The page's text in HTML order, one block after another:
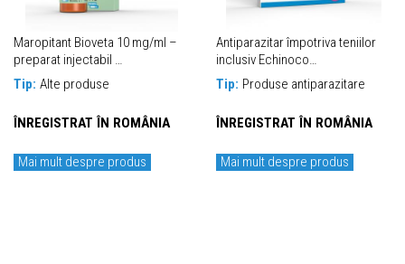
Maropitant Bioveta 10 mg/ml –
preparat injectabil …
Tip: Alte produse
ÎNREGISTRAT ÎN ROMÂNIA
Mai mult despre produs
Antiparazitar împotriva teniilor
inclusiv Echinoco…
Tip: Produse antiparazitare
ÎNREGISTRAT ÎN ROMÂNIA
Mai mult despre produs